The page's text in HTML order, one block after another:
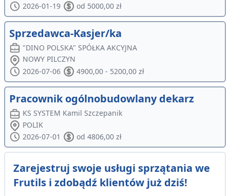
2026-01-19
od 5000,00 zł
Sprzedawca-Kasjer/ka
"DINO POLSKA" SPÓŁKA AKCYJNA
NOWY PILCZYN
2026-07-06
4900,00 - 5200,00 zł
Pracownik ogólnobudowlany dekarz
KS SYSTEM Kamil Szczepanik
POLIK
2026-07-01
od 4806,00 zł
Zarejestruj swoje usługi sprzątania we
Frutils i zdobądź klientów już dziś!